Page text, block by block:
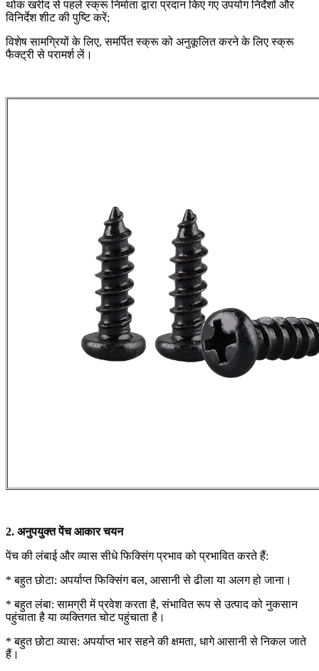
थोक खरीद से पहले स्क्रू निर्माता द्वारा प्रदान किए गए उपयोग निर्देशों और
विनिर्देश शीट की पुष्टि करें;
विशेष सामग्रियों के लिए, समर्पित स्क्रू को अनुकूलित करने के लिए स्क्रू
फैक्ट्री से परामर्श लें।
2. अनुपयुक्त पेंच आकार चयन
पेंच की लंबाई और व्यास सीधे फिक्सिंग प्रभाव को प्रभावित करते हैं:
* बहुत छोटा: अपर्याप्त फिक्सिंग बल, आसानी से ढीला या अलग हो जाना।
* बहुत लंबा: सामग्री में प्रवेश करता है, संभावित रूप से उत्पाद को नुकसान
पहुंचाता है या व्यक्तिगत चोट पहुंचाता है।
* बहुत छोटा व्यास: अपर्याप्त भार सहने की क्षमता, धागे आसानी से निकल जाते
हैं।